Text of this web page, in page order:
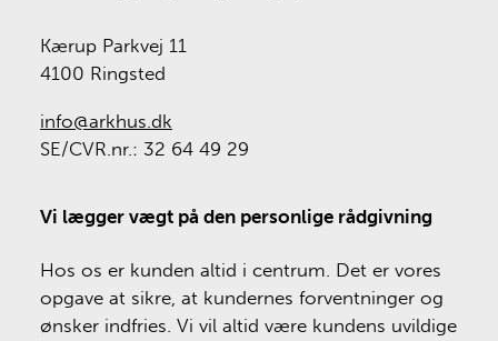
Kærup Parkvej 11
4100 Ringsted
info@arkhus.dk
SE/CVR.nr.: 32 64 49 29
Vi lægger vægt på den personlige rådgivning
Hos os er kunden altid i centrum. Det er vores
opgave at sikre, at kundernes forventninger og
ønsker indfries. Vi vil altid være kundens uvildige